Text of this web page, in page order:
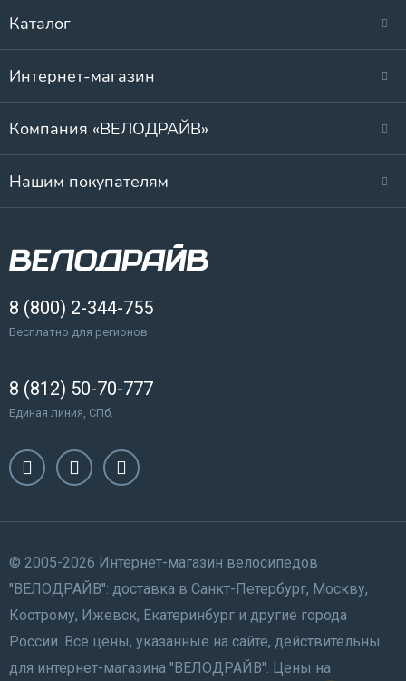
Каталог
Интернет-магазин
Компания «ВЕЛОДРАЙВ»
Нашим покупателям
8 (800) 2-344-755
Бесплатно для регионов
8 (812) 50-70-777
Единая линия, СПб.
© 2005-2026 Интернет-магазин велосипедов
"ВЕЛОДРАЙВ": доставка в Санкт-Петербург, Москву,
Кострому, Ижевск, Екатеринбург и другие города
России. Все цены, указанные на сайте, действительны
для интернет-магазина "ВЕЛОДРАЙВ". Цены на